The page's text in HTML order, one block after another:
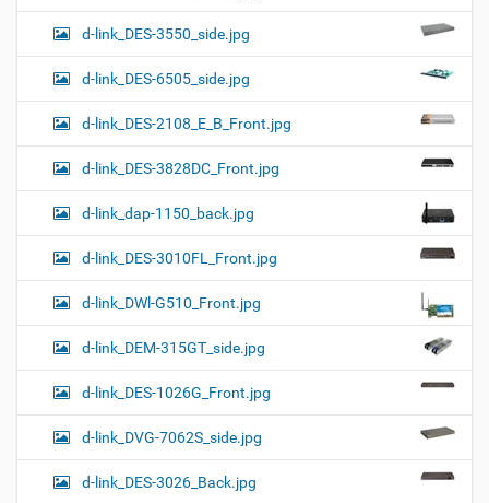
d-link_DES-3550_side.jpg
d-link_DES-6505_side.jpg
d-link_DES-2108_E_B_Front.jpg
d-link_DES-3828DC_Front.jpg
d-link_dap-1150_back.jpg
d-link_DES-3010FL_Front.jpg
d-link_DWl-G510_Front.jpg
d-link_DEM-315GT_side.jpg
d-link_DES-1026G_Front.jpg
d-link_DVG-7062S_side.jpg
d-link_DES-3026_Back.jpg